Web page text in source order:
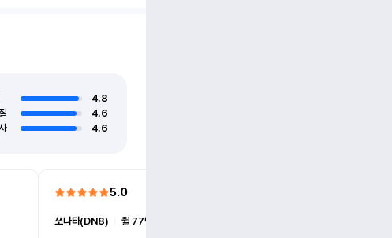
4.8
4.6
4.6
5.0
쏘나타(DN8)
월 77만원 (6개월)